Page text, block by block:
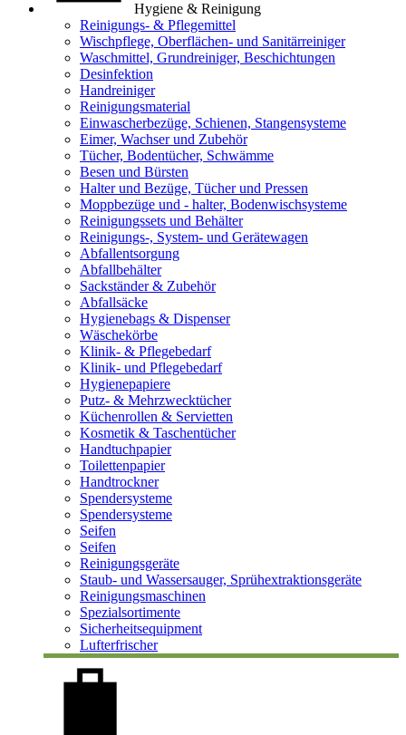
Hygiene & Reinigung
Reinigungs- & Pflegemittel
Wischpflege, Oberflächen- und Sanitärreiniger
Waschmittel, Grundreiniger, Beschichtungen
Desinfektion
Handreiniger
Reinigungsmaterial
Einwascherbezüge, Schienen, Stangensysteme
Eimer, Wachser und Zubehör
Tücher, Bodentücher, Schwämme
Besen und Bürsten
Halter und Bezüge, Tücher und Pressen
Moppbezüge und - halter, Bodenwischsysteme
Reinigungssets und Behälter
Reinigungs-, System- und Gerätewagen
Abfallentsorgung
Abfallbehälter
Sackständer & Zubehör
Abfallsäcke
Hygienebags & Dispenser
Wäschekörbe
Klinik- & Pflegebedarf
Klinik- und Pflegebedarf
Hygienepapiere
Putz- & Mehrzwecktücher
Küchenrollen & Servietten
Kosmetik & Taschentücher
Handtuchpapier
Toilettenpapier
Handtrockner
Spendersysteme
Spendersysteme
Seifen
Seifen
Reinigungsgeräte
Staub- und Wassersauger, Sprühextraktionsgeräte
Reinigungsmaschinen
Spezialsortimente
Sicherheitsequipment
Lufterfrischer